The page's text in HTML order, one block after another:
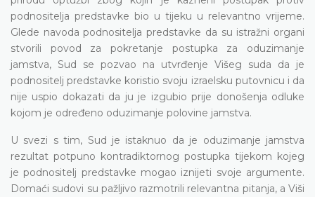
podnositelja predstavke bio u tijeku u relevantno vrijeme.
Glede navoda podnositelja predstavke da su istražni organi
stvorili povod za pokretanje postupka za oduzimanje
jamstva, Sud se pozvao na utvrđenje Višeg suda da je
podnositelj predstavke koristio svoju izraelsku putovnicu i da
nije uspio dokazati da ju je izgubio prije donošenja odluke
kojom je određeno oduzimanje polovine jamstva.
U svezi s tim, Sud je istaknuo da je oduzimanje jamstva
rezultat potpuno kontradiktornog postupka tijekom kojeg
je podnositelj predstavke mogao iznijeti svoje argumente.
Domaći sudovi su pažljivo razmotrili relevantna pitanja, a Viši